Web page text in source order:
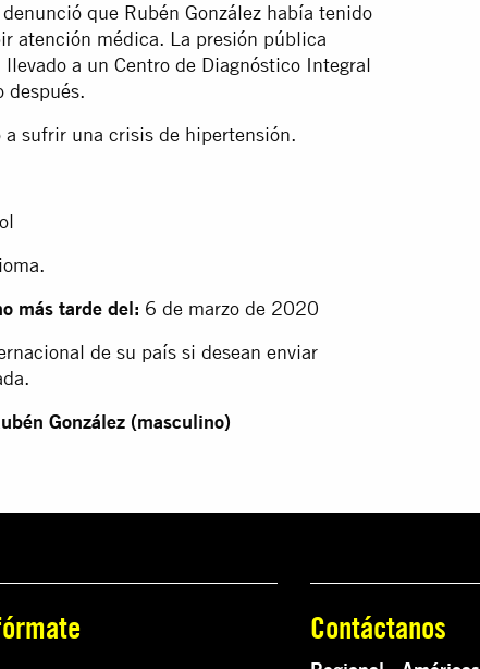
que Rubén González había tenido
atención médica. La presión pública
a un Centro de Diagnóstico Integral
después.
a sufrir una crisis de hipertensión.
más tarde del: 6 de marzo de 2020
de su país si desean enviar
González (masculino)
Contáctanos